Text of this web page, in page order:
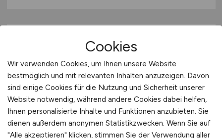
Chemikant(m/w/d)
Hays
Cookies
Wir verwenden Cookies, um Ihnen unsere Website
bestmöglich und mit relevanten Inhalten anzuzeigen. Davon
sind einige Cookies für die Nutzung und Sicherheit unserer
Website notwendig, während andere Cookies dabei helfen,
Ihnen personalisierte Inhalte und Funktionen anzubieten. Sie
dienen außerdem anonymen Statistikzwecken. Wenn Sie auf
"Alle akzeptieren" klicken, stimmen Sie der Verwendung aller